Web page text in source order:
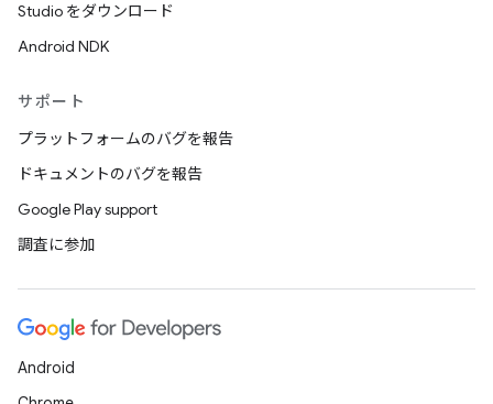
Studio をダウンロード
Android NDK
サポート
プラットフォームのバグを報告
ドキュメントのバグを報告
Google Play support
調査に参加
Android